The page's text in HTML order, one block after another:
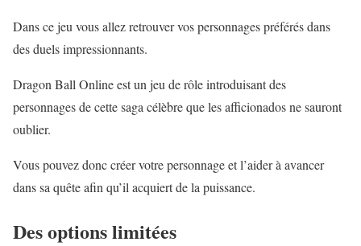
Dans ce jeu vous allez retrouver vos personnages préférés dans
des duels impressionnants.
Dragon Ball Online est un jeu de rôle introduisant des
personnages de cette saga célèbre que les afficionados ne sauront
oublier.
Vous pouvez donc créer votre personnage et l’aider à avancer
dans sa quête afin qu’il acquiert de la puissance.
Des options limitées